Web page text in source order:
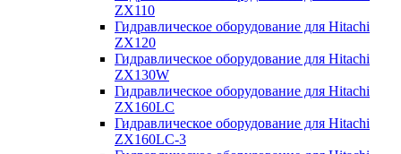
ZX110
Гидравлическое оборудование для Hitachi
ZX120
Гидравлическое оборудование для Hitachi
ZX130W
Гидравлическое оборудование для Hitachi
ZX160LC
Гидравлическое оборудование для Hitachi
ZX160LC-3